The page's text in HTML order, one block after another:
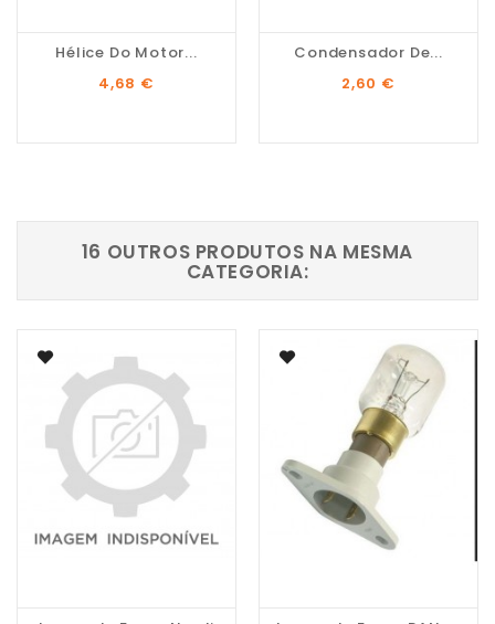
Hélice Do Motor...
Preço
4,68 €
Condensador De...
Preço
2,60 €
16 OUTROS PRODUTOS NA MESMA
CATEGORIA: